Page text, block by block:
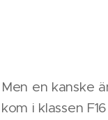
Men en kanske
kom i klassen